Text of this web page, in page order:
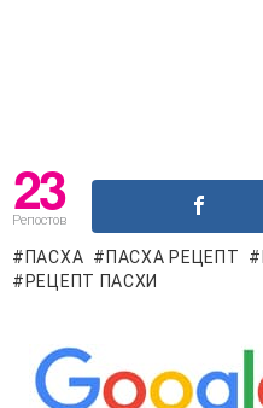
23
Репостов
ПАСХА ПАСХА РЕЦЕПТ
РЕЦЕПТ ПАСХИ